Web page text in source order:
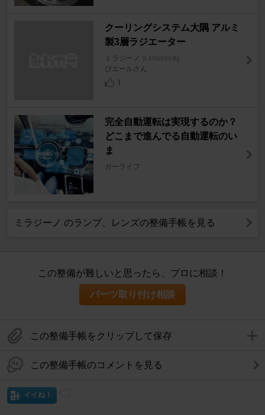
クーリングシステム大隅 アルミ
製3層ラジエーター
ミラジーノ [L650/660系]
ぴエールさん
1
完全自動運転は実現するのか？
どこまで進んでる自動運転のい
ま
カーライフ
ミラジーノ のランプ、レンズの整備手帳を見る
この整備が難しいと思ったら、プロに相談！
パーツ取り付け相談
この整備手帳をクリップして保存
この整備手帳のコメントを見る
イイね！